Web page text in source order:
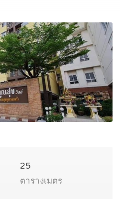
25
ตารางเมตร